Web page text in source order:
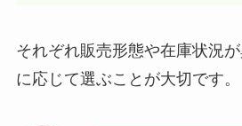
それぞれ販売形態や在庫状況
に応じて選ぶことが大切です。